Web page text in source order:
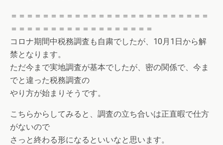
＝＝＝＝＝＝＝＝＝＝＝＝＝＝＝＝＝＝＝＝＝＝＝＝＝
＝＝＝＝＝＝＝＝＝＝＝＝＝＝＝＝＝＝
コロナ期間中税務調査も自粛でしたが、10月1日から解
禁となります。
ただ今まで実地調査が基本でしたが、密の関係で、今ま
でと違った税務調査の
やり方が始まりそうです。
こちらからしてみると、調査の立ち合いは正直暇で仕方
がないので
さっと終わる形になるといいなと思います。